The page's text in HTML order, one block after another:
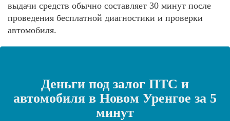
выдачи средств обычно составляет 30 минут после
проведения бесплатной диагностики и проверки
автомобиля.
Деньги под залог ПТС и
автомобиля в Новом Уренгое за 5
минут